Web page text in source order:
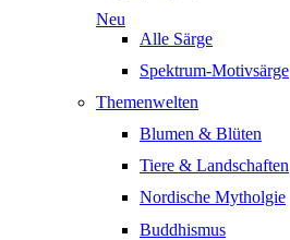
Neu
Alle Särge
Spektrum-Motivsärge
Themenwelten
Blumen & Blüten
Tiere & Landschaften
Nordische Mytholgie
Buddhismus